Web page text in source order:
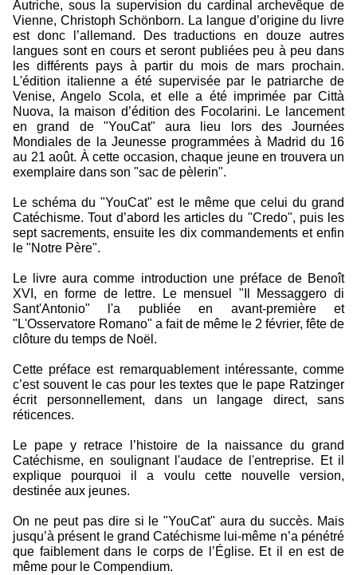
Autriche, sous la supervision du cardinal archevêque de
Vienne, Christoph Schönborn. La langue d’origine du livre
est donc l’allemand. Des traductions en douze autres
langues sont en cours et seront publiées peu à peu dans
les différents pays à partir du mois de mars prochain.
L'édition italienne a été supervisée par le patriarche de
Venise, Angelo Scola, et elle a été imprimée par Città
Nuova, la maison d’édition des Focolarini. Le lancement
en grand de "YouCat" aura lieu lors des Journées
Mondiales de la Jeunesse programmées à Madrid du 16
au 21 août. À cette occasion, chaque jeune en trouvera un
exemplaire dans son "sac de pèlerin".
Le schéma du "YouCat" est le même que celui du grand
Catéchisme. Tout d’abord les articles du "Credo", puis les
sept sacrements, ensuite les dix commandements et enfin
le "Notre Père".
Le livre aura comme introduction une préface de Benoît
XVI, en forme de lettre. Le mensuel "Il Messaggero di
Sant'Antonio" l'a publiée en avant-première et
"L'Osservatore Romano" a fait de même le 2 février, fête de
clôture du temps de Noël.
Cette préface est remarquablement intéressante, comme
c’est souvent le cas pour les textes que le pape Ratzinger
écrit personnellement, dans un langage direct, sans
réticences.
Le pape y retrace l’histoire de la naissance du grand
Catéchisme, en soulignant l'audace de l'entreprise. Et il
explique pourquoi il a voulu cette nouvelle version,
destinée aux jeunes.
On ne peut pas dire si le "YouCat" aura du succès. Mais
jusqu’à présent le grand Catéchisme lui-même n’a pénétré
que faiblement dans le corps de l’Église. Et il en est de
même pour le Compendium.